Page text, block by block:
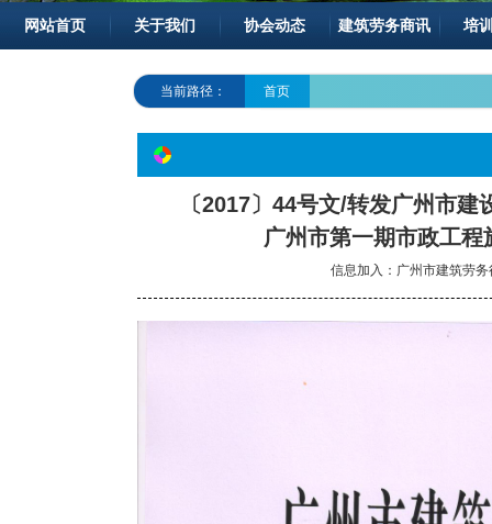
网站首页 关于我们 协会动态 建筑劳务商讯 培
当前路径： 首页
〔2017〕44号文/转发广州市
广州市第一期市政工
信息加入：广州市建筑劳务